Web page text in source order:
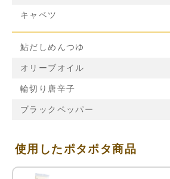
キャベツ
鮎だしめんつゆ
オリーブオイル
輪切り唐辛子
ブラックペッパー
使用したポタポタ商品